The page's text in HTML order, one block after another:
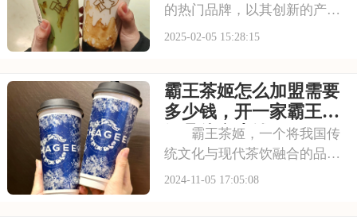
的热门品牌，以其创新的产品
和独特的品牌文化赢得了广大
享其品牌红利。那么，喜茶的
加盟费及加盟条件是怎样的
呢？下面，我们将为您
2025-02-05 15:28:15
霸王茶姬怎么加盟需要
多少钱，开一家霸王茶
姬具体多少钱
霸王茶姬，一个将我国传
统文化与现代茶饮融合的品
牌，正在我国范围内招募加盟
2024-11-05 17:05:08